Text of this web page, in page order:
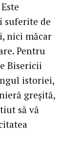
suferite de
nici măcar
Pentru
Bisericii
istoriei,
greșită,
să vă